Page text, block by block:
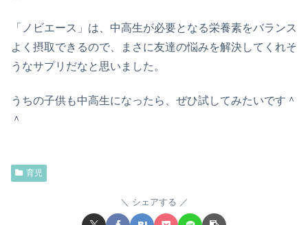
「ノビエース」は、中高生が必要となる栄養素をバランス
よく摂取できるので、まさに友達の悩みを解決してくれそ
うなサプリだなと思いました。
うちの子供も中高生になったら、ぜひ試してみたいです＾
＾
育児
シェアする